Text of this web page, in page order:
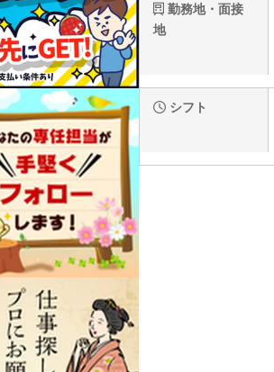
勤務地・面接
地
シフト